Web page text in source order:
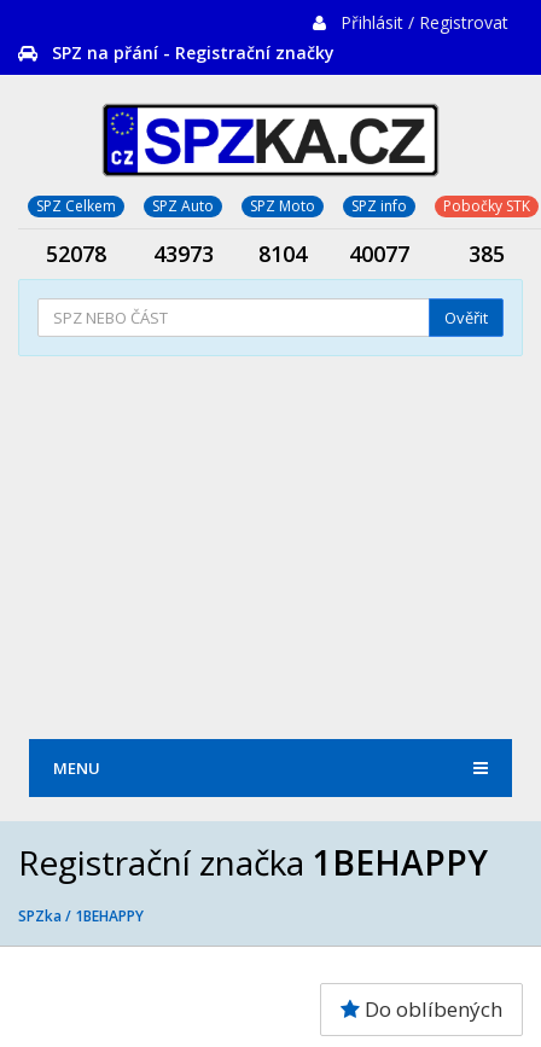
Přihlásit / Registrovat
SPZ na přání - Registrační značky
SPZ Celkem SPZ Auto SPZ Moto SPZ info Pobočky STK
52078 43973 8104 40077 385
Ověřit
MENU
Registrační značka 1BEHAPPY
SPZka / 1BEHAPPY
Do oblíbených